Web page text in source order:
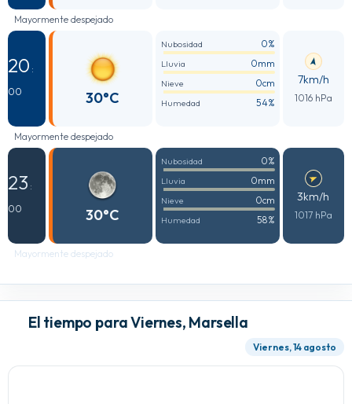
Mayormente despejado
20 :
00
30°C
Nubosidad 0%
Lluvia 0mm
Nieve 0cm
Humedad 54%
7km/h
1016 hPa
Mayormente despejado
23 :
00
30°C
Nubosidad 0%
Lluvia 0mm
Nieve 0cm
Humedad 58%
3km/h
1017 hPa
Mayormente despejado
El tiempo para Viernes, Marsella
Viernes, 14 agosto